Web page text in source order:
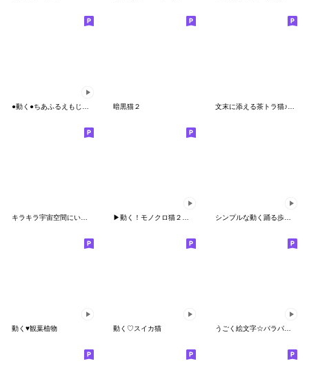
暗黒猫２
シンプルな動く踊る歩く黒猫 簡単な英語 秋
動く♥観葉植物 動く♡スイカ猫 うごく絵文字☆パラパラ漫画ネコ